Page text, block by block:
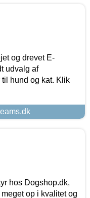
og drevet E-
udvalg af
hund og kat. Klik
hos Dogshop.dk,
op i kvalitet og